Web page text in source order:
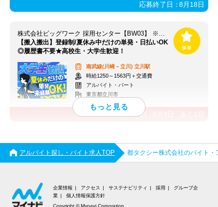
応募終了日：8月18日
株式会社ビッグワーク 採用センター【BW03】 ※立川エリア
【搬入搬出】登録制/夏休み中だけの単発・日払いOK
◎履歴書不要★高校生・大学生歓迎！
南武線(川崎－立川) 立川駅
時給1250～1563円＋交通費
アルバイト・パート
東京都立川市
応募終了日：
アルバイト探し・バイト求人TOP 都タクシー株式会社のバイト・
企業情報 アクセス サステナビリティ 採用
グループ企
業
個人情報保護方針
Copyright © Mynavi Corporation